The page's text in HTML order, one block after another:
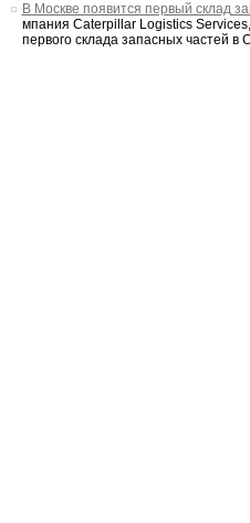
В Москве появится первый склад
мпания Caterpillar Logistics
первого склада запасных частей